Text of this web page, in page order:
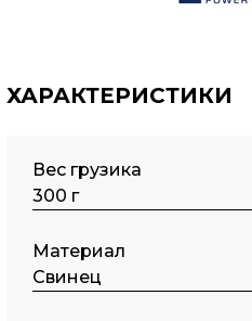
ХАРАКТЕРИСТИКИ
Вес грузика
300 г
Материал
Свинец